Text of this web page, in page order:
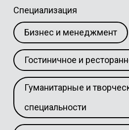
Специализация
Бизнес и менеджмент
Гостиничное и
Гуманитарные и
специальности